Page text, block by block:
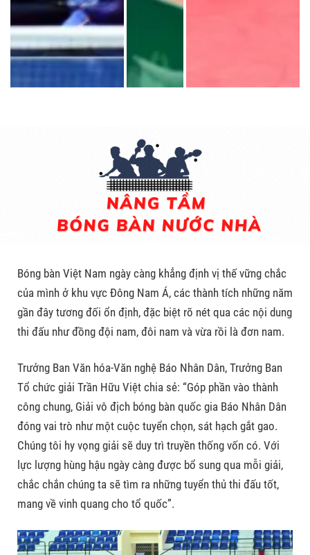
Bóng bàn Việt Nam ngày càng khẳng định vị thế vững chắc
của mình ở khu vực Đông Nam Á, các thành tích những năm
gần đây tương đối ổn định, đặc biệt rõ nét qua các nội dung
thi đấu như đồng đội nam, đôi nam và vừa rồi là đơn nam.
Trưởng Ban Văn hóa-Văn nghệ Báo Nhân Dân, Trưởng Ban
Tổ chức giải Trần Hữu Việt chia sẻ: “Góp phần vào thành
công chung, Giải vô địch bóng bàn quốc gia Báo Nhân Dân
đóng vai trò như một cuộc tuyển chọn, sát hạch gắt gao.
Chúng tôi hy vọng giải sẽ duy trì truyền thống vốn có. Với
lực lượng hùng hậu ngày càng được bổ sung qua mỗi giải,
chắc chắn chúng ta sẽ tìm ra những tuyển thủ thi đấu tốt,
mang về vinh quang cho tổ quốc”.